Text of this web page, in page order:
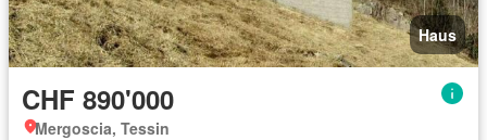
Haus
CHF 890'000
Mergoscia, Tessin